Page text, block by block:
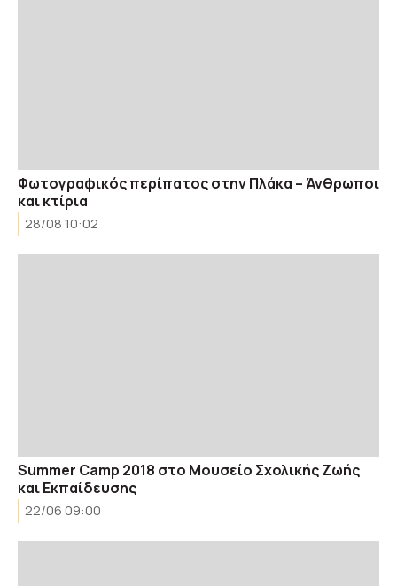
Φωτογραφικός περίπατος στην Πλάκα – Άνθρωποι
και κτίρια
28/08 10:02
Summer Camp 2018 στο Μουσείο Σχολικής Ζωής
και Εκπαίδευσης
22/06 09:00